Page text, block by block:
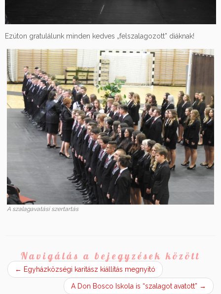
Ezúton gratulálunk minden kedves „felszalagozott” diáknak!
A szalagavatási szertartás
Navigálás a bejegyzések között
← Egyházközségi karitász kiállítás megnyitó
A Don Bosco Iskola is “szalagot avatott” →